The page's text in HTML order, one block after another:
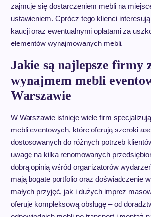
zajmuje się dostarczeniem mebli na
ustawieniem. Oprócz tego klienci
kaucji oraz ewentualnymi opłatami za
elementów wynajmowanych mebli.
Jakie są najlepsze firmy
wynajmem mebli
Warszawie
W Warszawie istnieje wiele firm
mebli eventowych, które oferują szeroki
dostosowanych do różnych potrzeb
uwagę na kilka renomowanych
dobrą opinią wśród organizatorów
mają bogate portfolio oraz doświadczenie
małych przyjęć, jak i dużych imprez
oferuje kompleksową obsługę – od